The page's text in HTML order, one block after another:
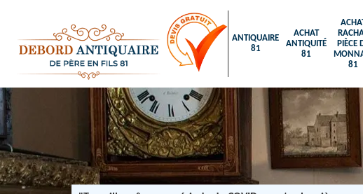
ANTIQUAIRE
81
ACHAT
ANTIQUITÉ
81
PIÈCE
81